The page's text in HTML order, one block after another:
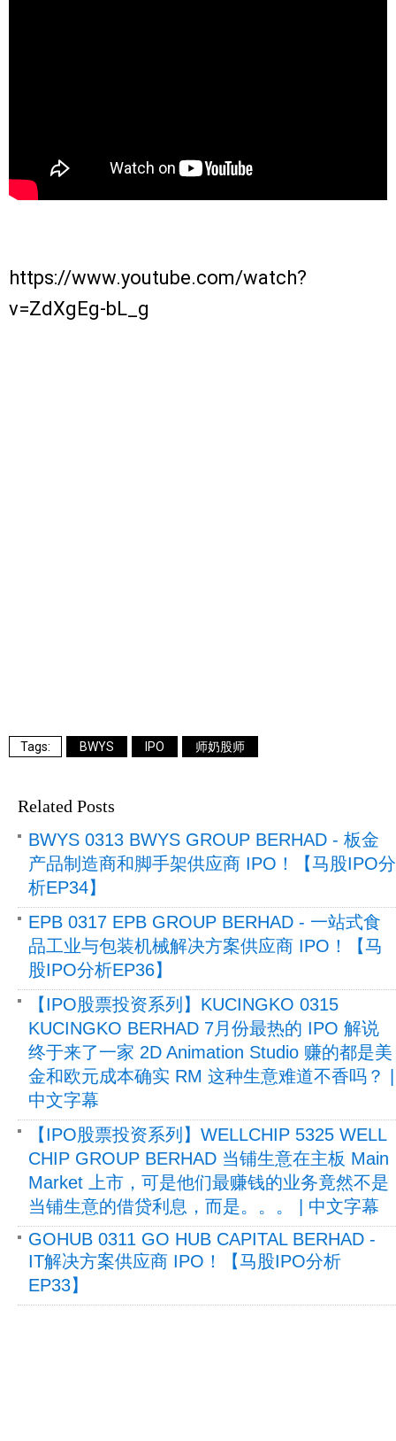
https://www.youtube.com/watch?
v=ZdXgEg-bL_g
BWYS IPO 师奶股师
Related Posts
BWYS 0313 BWYS GROUP BERHAD - 板金
产品制造商和脚手架供应商 IPO！【马股IPO分
析EP34】
EPB 0317 EPB GROUP BERHAD - 一站式食
品工业与包装机械解决方案供应商 IPO！【马
股IPO分析EP36】
【IPO股票投资系列】KUCINGKO 0315
KUCINGKO BERHAD 7月份最热的 IPO 解说
终于来了一家 2D Animation Studio 赚的都是美
金和欧元成本确实 RM 这种生意难道不香吗？ |
中文字幕
【IPO股票投资系列】WELLCHIP 5325 WELL
CHIP GROUP BERHAD 当铺生意在主板 Main
Market 上市，可是他们最赚钱的业务竟然不是
当铺生意的借贷利息，而是。。。 | 中文字幕
GOHUB 0311 GO HUB CAPITAL BERHAD -
IT解决方案供应商 IPO！【马股IPO分析
EP33】